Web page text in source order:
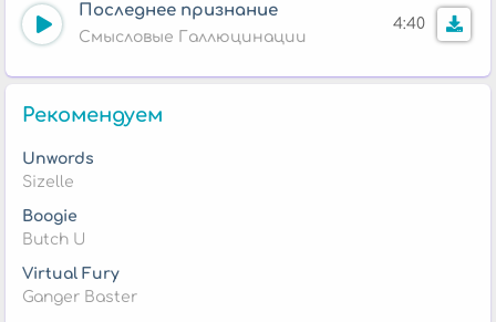
Последнее признание
Смысловые Галлюцинации
4:40
Рекомендуем
Unwords
Sizelle
Boogie
Butch U
Virtual Fury
Ganger Baster